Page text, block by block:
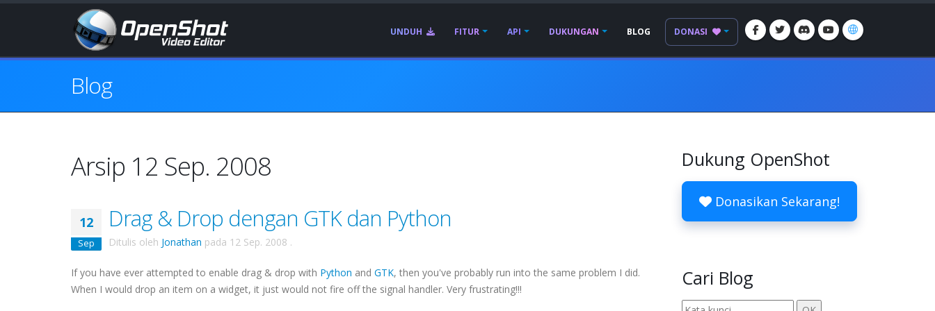
UNDUH FITUR API DUKUNGAN BLOG DONASI
Blog
Arsip 12 Sep. 2008
12
Sep
Drag & Drop dengan GTK dan Python
Ditulis oleh Jonathan pada 12 Sep. 2008 .
If you have ever attempted to enable drag & drop with Python and GTK, then you've probably run into the same problem I did.
When I would drop an item on a widget, it just would not fire off the signal handler. Very frustrating!!!
Dukung OpenShot
Donasikan Sekarang!
Cari Blog